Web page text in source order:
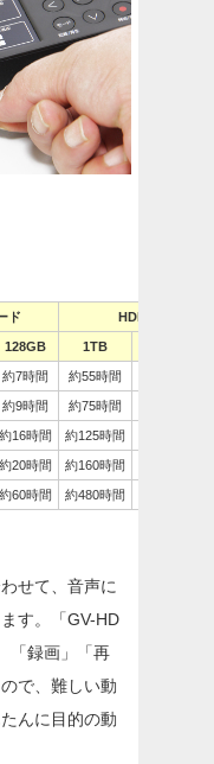
ド HDD
128GB 1TB
約7時間 約55時間
約9時間 約75時間
約16時間 約125時間
約20時間 約160時間
約60時間 約480時間
せて、音声に
す。「GV-HD
「録画」「再
で、難しい動
んに目的の動